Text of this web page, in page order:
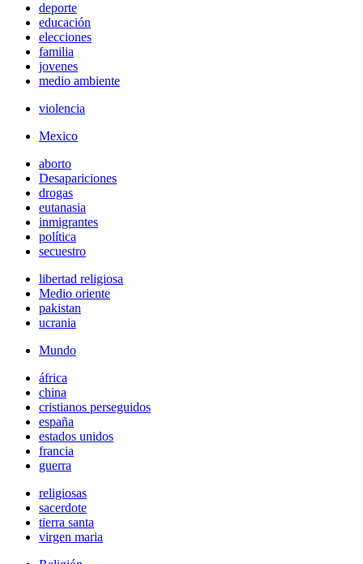
deporte
educación
elecciones
familia
jovenes
medio ambiente
violencia
Mexico
aborto
Desapariciones
drogas
eutanasia
inmigrantes
política
secuestro
libertad religiosa
Medio oriente
pakistan
ucrania
Mundo
áfrica
china
cristianos perseguidos
españa
estados unidos
francia
guerra
religiosas
sacerdote
tierra santa
virgen maria